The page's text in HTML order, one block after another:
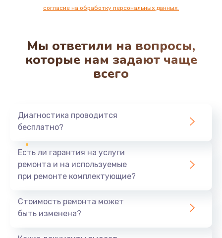
согласие на обработку персональных данных.
Мы ответили на вопросы,
которые нам задают чаще
всего
Диагностика проводится
бесплатно?
Есть ли гарантия на услуги
ремонта и на используемые
при ремонте комплектующие?
Стоимость ремонта может
быть изменена?